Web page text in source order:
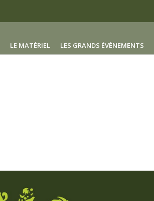
LE MATÉRIEL LES GRANDS ÉVÉNEMENTS